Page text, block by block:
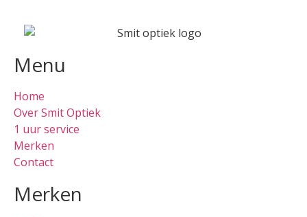
Menu
Home
Over Smit Optiek
1 uur service
Merken
Contact
Merken